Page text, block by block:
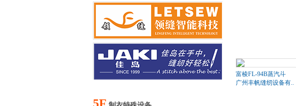
富棱FL-94B蒸汽斗
广州丰帆缝纫设备有..